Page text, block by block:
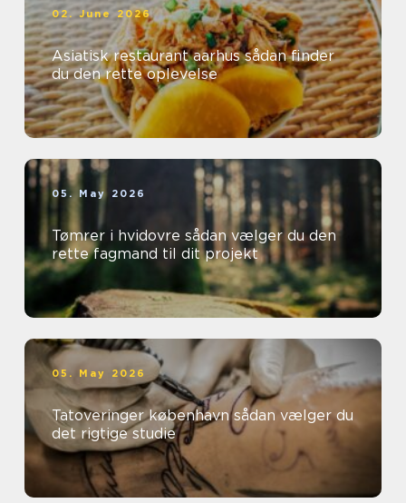
02. June 2026
Asiatisk restaurant aarhus sådan finder
du den rette oplevelse
05. May 2026
Tømrer i hvidovre sådan vælger du den
rette fagmand til dit projekt
05. May 2026
Tatoveringer københavn sådan vælger du
det rigtige studie